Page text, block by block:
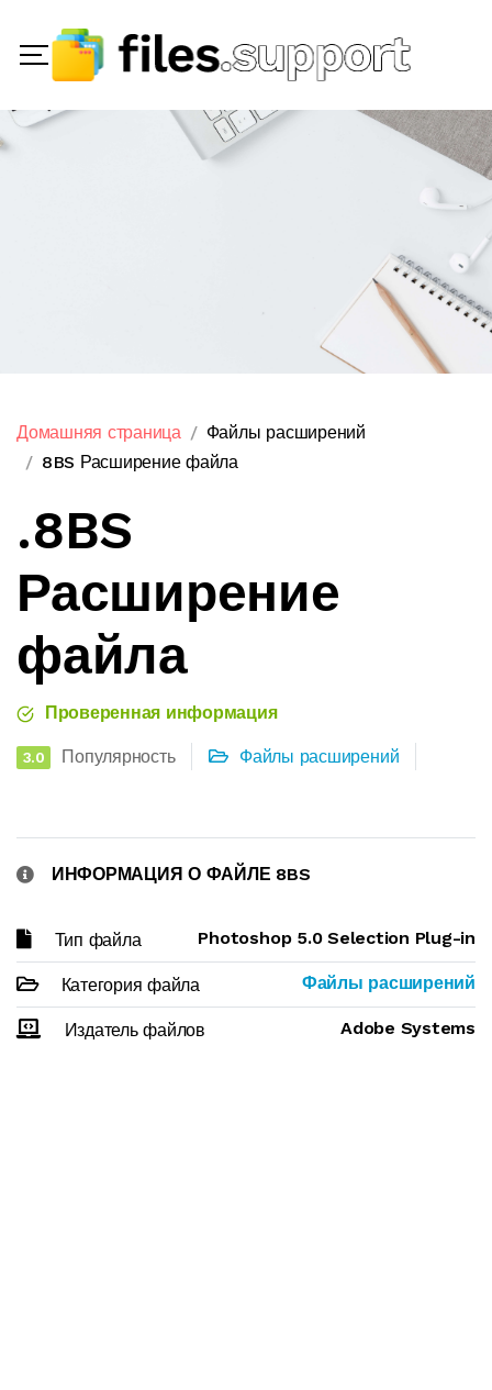
Домашняя страница
Файлы расширений
8BS Расширение файла
.8BS
Расширение
файла
Проверенная информация
3.0 Популярность Файлы расширений
ИНФОРМАЦИЯ О ФАЙЛЕ 8BS
Тип файла Photoshop 5.0 Selection Plug-in
Категория файла Файлы расширений
Издатель файлов Adobe Systems